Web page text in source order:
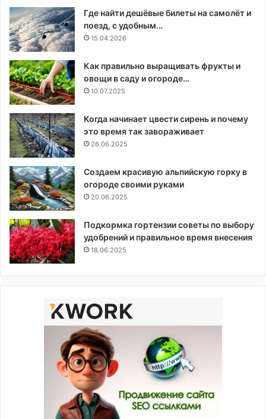
Где найти дешёвые билеты на самолёт и
поезд, с удобным…
15.04.2026
Как правильно выращивать фрукты и
овощи в саду и огороде…
10.07.2025
Когда начинает цвести сирень и почему
это время так завораживает
26.06.2025
Создаем красивую альпийскую горку в
огороде своими руками
20.06.2025
Подкормка гортензии советы по выбору
удобрений и правильное время внесения
18.06.2025